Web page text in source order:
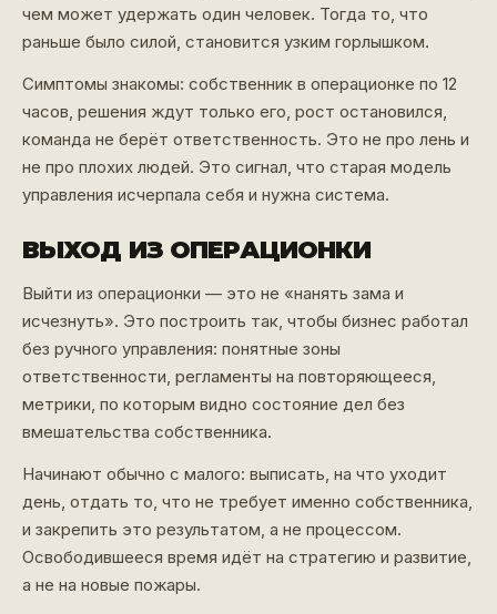
чем может удержать один человек. Тогда то, что
раньше было силой, становится узким горлышком.
Симптомы знакомы: собственник в операционке по 12
часов, решения ждут только его, рост остановился,
команда не берёт ответственность. Это не про лень и
не про плохих людей. Это сигнал, что старая модель
управления исчерпала себя и нужна система.
ВЫХОД ИЗ ОПЕРАЦИОНКИ
Выйти из операционки — это не «нанять зама и
исчезнуть». Это построить так, чтобы бизнес работал
без ручного управления: понятные зоны
ответственности, регламенты на повторяющееся,
метрики, по которым видно состояние дел без
вмешательства собственника.
Начинают обычно с малого: выписать, на что уходит
день, отдать то, что не требует именно собственника,
и закрепить это результатом, а не процессом.
Освободившееся время идёт на стратегию и развитие,
а не на новые пожары.